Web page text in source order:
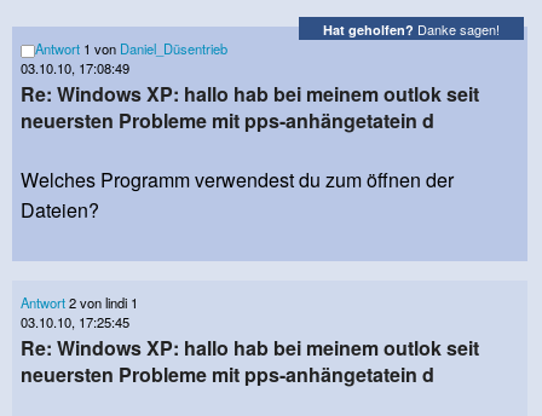
Hat geholfen? Danke sagen!
Antwort 1 von Daniel_Düsentrieb
03.10.10, 17:08:49
Re: Windows XP: hallo hab bei meinem outlok seit
neuersten Probleme mit pps-anhängetatein d
Welches Programm verwendest du zum öffnen der
Dateien?
Antwort2 von lindi 1
03.10.10, 17:25:45
Re: Windows XP: hallo hab bei meinem outlok seit
neuersten Probleme mit pps-anhängetatein d